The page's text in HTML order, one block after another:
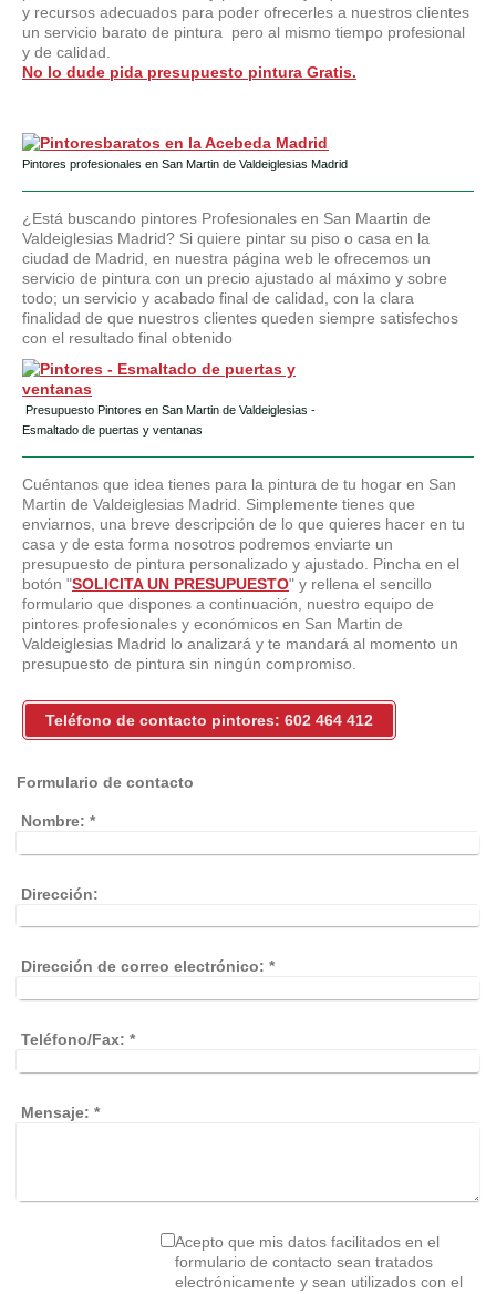
y recursos adecuados para poder ofrecerles a nuestros clientes
un servicio barato de pintura pero al mismo tiempo profesional
y de calidad.
No lo dude pida presupuesto pintura Gratis.
Pintores profesionales en San Martin de Valdeiglesias Madrid
¿Está buscando pintores Profesionales en San Maartin de
Valdeiglesias Madrid? Si quiere pintar su piso o casa en la
ciudad de Madrid, en nuestra página web le ofrecemos un
servicio de pintura con un precio ajustado al máximo y sobre
todo; un servicio y acabado final de calidad, con la clara
finalidad de que nuestros clientes queden siempre satisfechos
con el resultado final obtenido
Presupuesto Pintores en San Martin de Valdeiglesias -
Esmaltado de puertas y ventanas
Cuéntanos que idea tienes para la pintura de tu hogar en San
Martin de Valdeiglesias Madrid. Simplemente tienes que
enviarnos, una breve descripción de lo que quieres hacer en tu
casa y de esta forma nosotros podremos enviarte un
presupuesto de pintura personalizado y ajustado. Pincha en el
botón "SOLICITA UN PRESUPUESTO" y rellena el sencillo
formulario que dispones a continuación, nuestro equipo de
pintores profesionales y económicos en San Martin de
Valdeiglesias Madrid lo analizará y te mandará al momento un
presupuesto de pintura sin ningún compromiso.
Teléfono de contacto pintores: 602 464 412
Formulario de contacto
Nombre: *
Dirección:
Dirección de correo electrónico: *
Teléfono/Fax: *
Mensaje: *
Acepto que mis datos facilitados en el
formulario de contacto sean tratados
electrónicamente y sean utilizados con el